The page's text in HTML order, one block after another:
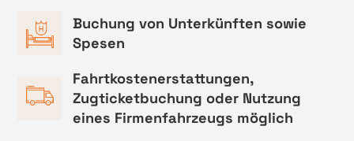
Buchung von Unterkünften sowie
Spesen
Fahrtkostenerstattungen,
Zugticketbuchung oder Nutzung
eines Firmenfahrzeugs möglich